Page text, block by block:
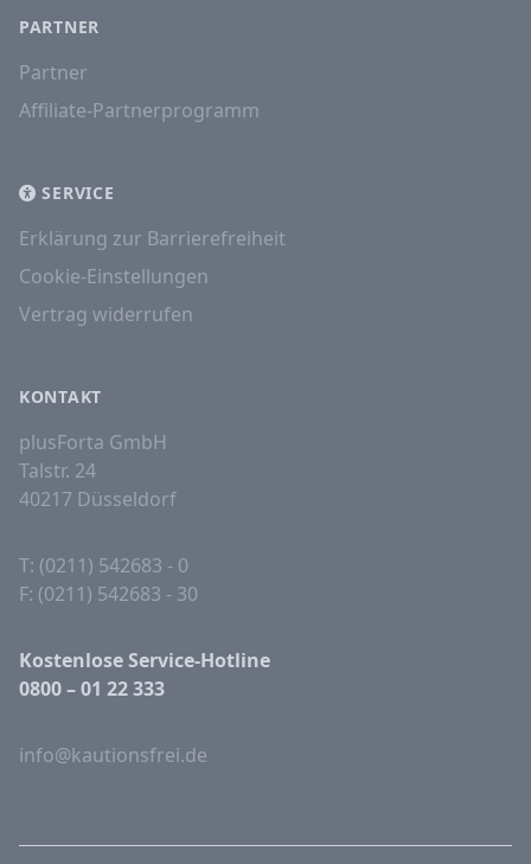
PARTNER
Partner
Affiliate-Partnerprogramm
SERVICE
Erklärung zur Barrierefreiheit
Cookie-Einstellungen
Vertrag widerrufen
KONTAKT
plusForta GmbH
Talstr. 24
40217 Düsseldorf
T: (0211) 542683 - 0
F: (0211) 542683 - 30
Kostenlose Service-Hotline
0800 – 01 22 333
info@kautionsfrei.de